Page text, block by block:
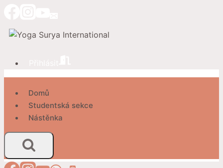
obsah
Domů
Studentská sekce
Nástěnka